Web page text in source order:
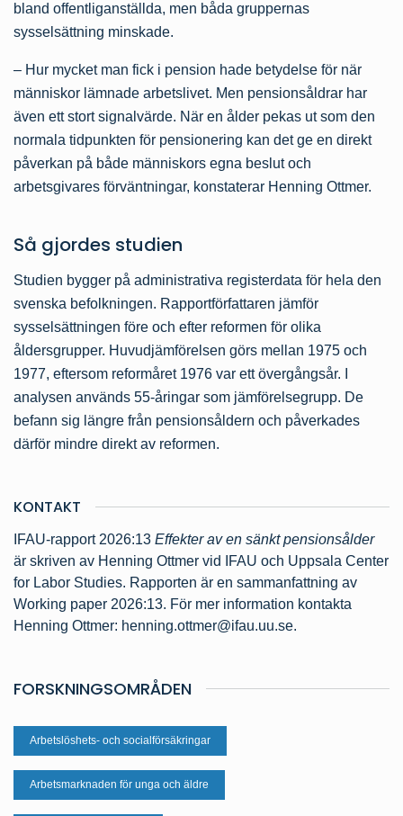
bland offentlig­anställda, men båda gruppernas
sysselsättning minskade.
– Hur mycket man fick i pension hade betydelse för när
människor lämnade arbetslivet. Men pensionsåldrar har
även ett stort signalvärde. När en ålder pekas ut som den
normala tidpunkten för pensionering kan det ge en direkt
påverkan på både människors egna beslut och
arbetsgivares förväntningar, konstaterar Henning Ottmer.
Så gjordes studien
Studien bygger på administrativa registerdata för hela den
svenska befolkningen. Rapportförfattaren jämför
sysselsättningen före och efter reformen för olika
åldersgrupper. Huvudjämförelsen görs mellan 1975 och
1977, eftersom reformåret 1976 var ett övergångsår. I
analysen används 55-åringar som jämförelsegrupp. De
befann sig längre från pensionsåldern och påverkades
därför mindre direkt av reformen.
KONTAKT
IFAU-rapport 2026:13 Effekter av en sänkt pensionsålder
är skriven av Henning Ottmer vid IFAU och Uppsala Center
for Labor Studies. Rapporten är en sammanfattning av
Working paper 2026:13. För mer information kontakta
Henning Ottmer: henning.ottmer@ifau.uu.se.
FORSKNINGSOMRÅDEN
Arbetslöshets- och socialförsäkringar
Arbetsmarknaden för unga och äldre